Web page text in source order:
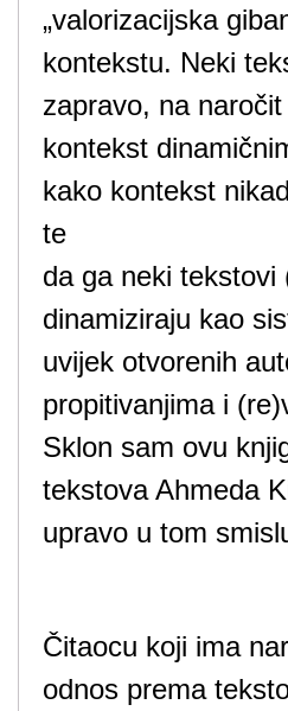
„valorizacijska
kontekstu. Neki
zapravo, na
kontekst
kako kontekst
te
da ga neki tekstovi
dinamiziraju kao
uvijek otvorenih
propitivanjima i
Sklon sam ovu
tekstova Ahmeda
upravo u tom
Čitaocu koji ima
odnos prema